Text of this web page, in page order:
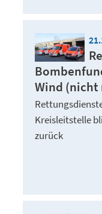
Wind (nicht
Kreisleitstelle
zurück